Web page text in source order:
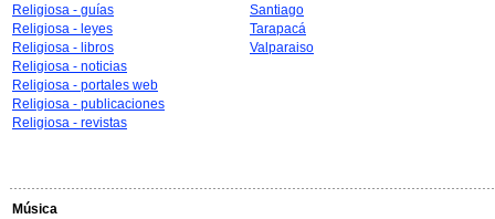
Religiosa - guías
Religiosa - leyes
Religiosa - libros
Religiosa - noticias
Religiosa - portales web
Religiosa - publicaciones
Religiosa - revistas
Santiago
Tarapacá
Valparaiso
Música